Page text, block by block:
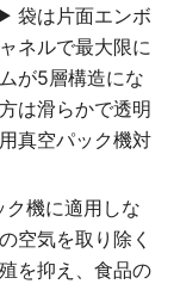
袋は片面エンボ
ネルで最大限に
が5層構造にな
は滑らかで透明
真空パック機対
機に適用しな
空気を取り除く
を抑え、食品の